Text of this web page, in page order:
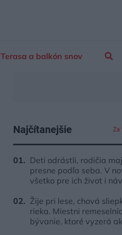
Terasa a balkón snov
Najčítanejšie Za
Deti odrástli, rodičia
presne podľa seba. V
všetko pre ich život i
Žije pri lese, chová
rieka. Miestni
bývanie, ktoré vyzerá